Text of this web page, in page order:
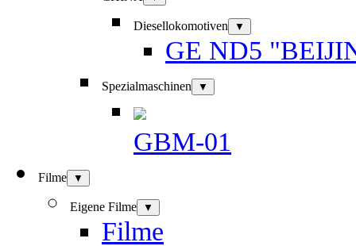
Diesellokomotiven ▼
GE ND5
Spezialmaschinen ▼
GBM-01
Filme ▼
Eigene Filme ▼
Filme